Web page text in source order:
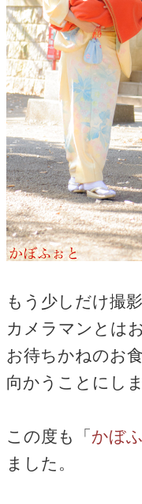
もう少しだけ撮
カメラマンとは
お待ちかねのお
向かうことにし
この度も「 かぼ
ました。